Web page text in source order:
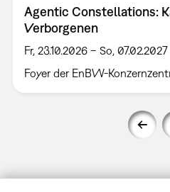
Agentic Constellations:
Verborgenen
Fr, 23.10.2026 – So, 07.02.2027
Foyer der EnBW-